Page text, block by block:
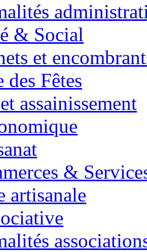
& Social
et
des Fêtes
assainissement
&
artisanale